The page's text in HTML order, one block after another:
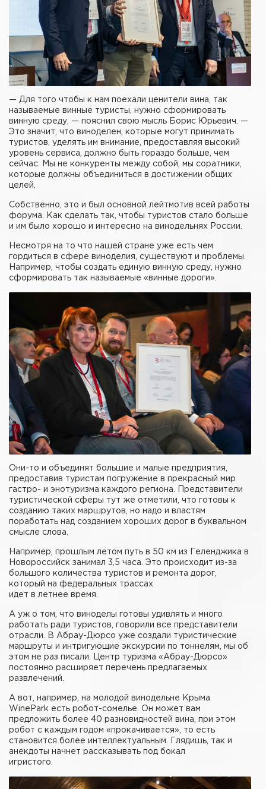
— Для того чтобы к нам поехали ценители вина, так
называемые винные туристы, нужно сформировать
винную среду, — пояснил свою мысль Борис Юрьевич. —
Это значит, что виноделен, которые могут принимать
туристов, уделять им внимание, предоставляя высокий
уровень сервиса, должно быть гораздо больше, чем
сейчас. Мы не конкуренты между собой, мы соратники,
которые должны объединиться в достижении общих
целей.
Собственно, это и был основной лейтмотив всей работы
форума. Как сделать так, чтобы туристов стало больше
и им было хорошо и интересно на винодельнях России.
Несмотря на то что нашей стране уже есть чем
гордиться в сфере виноделия, существуют и проблемы.
Например, чтобы создать единую винную среду, нужно
сформировать так называемые «винные дороги».
Они-то и объединят большие и малые предприятия,
предоставив туристам погружение в прекрасный мир
гастро- и энотуризма каждого региона. Представители
туристической сферы тут же отметили, что готовы к
созданию таких маршрутов, но надо и властям
поработать над созданием хороших дорог в буквальном
смысле слова.
Например, прошлым летом путь в 50 км из Геленджика в
Новороссийск занимал 3,5 часа. Это происходит из-за
большого количества туристов и ремонта дорог,
который на федеральных трассах
идет в летнее время.
А уж о том, что виноделы готовы удивлять и много
работать ради туристов, говорили все представители
отрасли. В Абрау-Дюрсо уже создали туристические
маршруты и интригующие экскурсии по тоннелям, мы об
этом не раз писали. Центр туризма «Абрау-Дюрсо»
постоянно расширяет перечень предлагаемых
развлечений.
А вот, например, на молодой винодельне Крыма
WinePark есть робот-сомелье. Он может вам
предложить более 40 разновидностей вина, при этом
робот с каждым годом «прокачивается», то есть
становится более интеллектуальным. Глядишь, так и
анекдоты начнет рассказывать под бокал
игристого.